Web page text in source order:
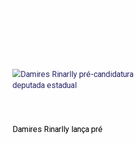
Damires Rinarlly lança pré